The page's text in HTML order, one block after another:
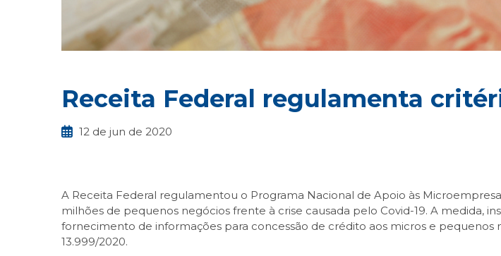
Receita Federal regulamenta
12 de jun de 2020
A Receita Federal regulamentou o Programa Nacional de Apoio às
milhões de pequenos negócios frente à crise causada pelo Covid-19. A medida,
fornecimento de informações para concessão de crédito aos micros e
13.999/2020.